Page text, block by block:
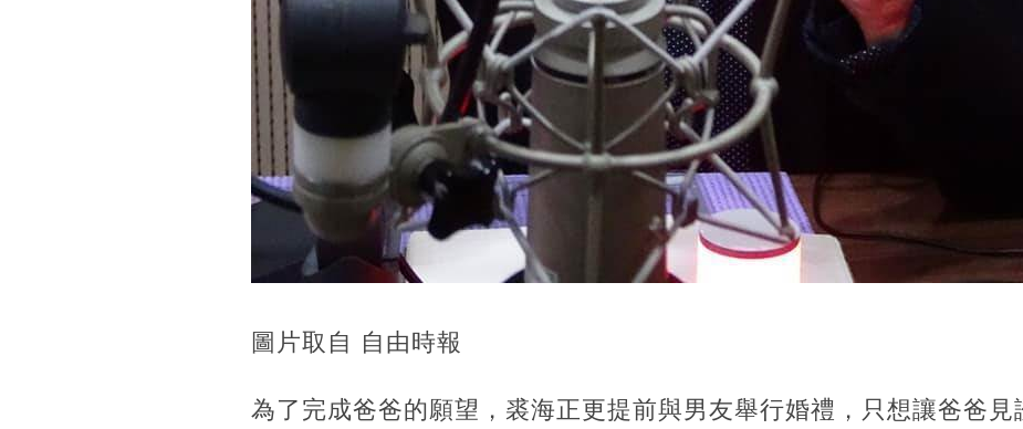
圖片取自 自由時報
為了完成爸爸的願望，裘海正更提前與男友舉行婚禮，只想讓爸爸見